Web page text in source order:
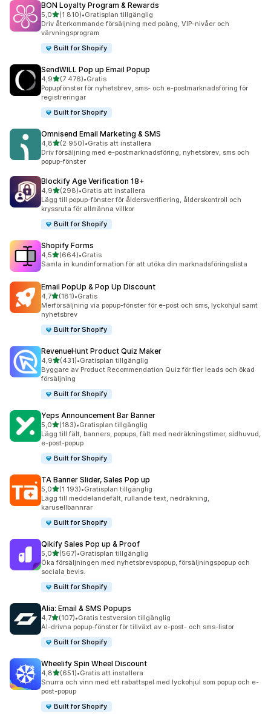
BON Loyalty Program & Rewards
5,0av 5 stjärnor
(1 810)
1810 recensioner totalt
•Gratisplan tillgänglig
Driv återkommande försäljning med poäng, VIP-nivåer och
värvningsprogram
Built for Shopify
SendWILL Pop up Email Popup
4,9av 5 stjärnor
(7 476)
7476 recensioner totalt
•Gratis
Popupfönster för nyhetsbrev, sms- och e-postmarknadsföring för
registreringar
Built for Shopify
Omnisend Email Marketing & SMS
4,8av 5 stjärnor
(2 950)
2950 recensioner totalt
•Gratis att installera
Driv försäljning med e-postmarknadsföring, nyhetsbrev, sms och
popup-fönster
Blockify Age Verification 18+
4,9av 5 stjärnor
(298)
298 recensioner totalt
•Gratis att installera
Lägg till popup-fönster för åldersverifiering, ålderskontroll och
kryssruta för allmänna villkor
Built for Shopify
Shopify Forms
4,5av 5 stjärnor
(664)
664 recensioner totalt
•Gratis
Samla in kundinformation för att utöka din marknadsföringslista
Email PopUp & Pop Up Discount
4,7av 5 stjärnor
(181)
181 recensioner totalt
•Gratis
Merförsäljning via popup-fönster för e-post och sms, lyckohjul samt
nyhetsbrev
Built for Shopify
RevenueHunt Product Quiz Maker
4,9av 5 stjärnor
(431)
431 recensioner totalt
•Gratisplan tillgänglig
Byggare av Product Recommendation Quiz för fler leads och ökad
försäljning
Built for Shopify
Yeps Announcement Bar Banner
5,0av 5 stjärnor
(183)
183 recensioner totalt
•Gratisplan tillgänglig
Lägg till fält, banners, popups, fält med nedräkningstimer, sidhuvud,
e-post-popup
Built for Shopify
TA Banner Slider, Sales Pop up
5,0av 5 stjärnor
(1 193)
1193 recensioner totalt
•Gratisplan tillgänglig
Lägg till meddelandefält, rullande text, nedräkning,
karusellbannrar
Built for Shopify
Qikify Sales Pop up & Proof
5,0av 5 stjärnor
(567)
567 recensioner totalt
•Gratisplan tillgänglig
Öka försäljningen med nyhetsbrevspopup, försäljningspopup och
sociala bevis.
Built for Shopify
Alia: Email & SMS Popups
4,7av 5 stjärnor
(107)
107 recensioner totalt
•Gratis testversion tillgänglig
AI-drivna popup-fönster för tillväxt av e-post- och sms-listor
Built for Shopify
Wheelify Spin Wheel Discount
4,8av 5 stjärnor
(651)
651 recensioner totalt
•Gratis att installera
Snurra och vinn med ett rabattspel med lyckohjul som popup och e-
post-popup
Built for Shopify